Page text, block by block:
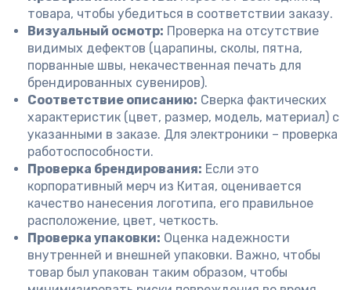
товара, чтобы убедиться в соответствии заказу.
Визуальный осмотр: Проверка на отсутствие
видимых дефектов (царапины, сколы, пятна,
порванные швы, некачественная печать для
брендированных сувениров).
Соответствие описанию: Сверка фактических
характеристик (цвет, размер, модель, материал) с
указанными в заказе. Для электроники – проверка
работоспособности.
Проверка брендирования: Если это
корпоративный мерч из Китая, оценивается
качество нанесения логотипа, его правильное
расположение, цвет, четкость.
Проверка упаковки: Оценка надежности
внутренней и внешней упаковки. Важно, чтобы
товар был упакован таким образом, чтобы